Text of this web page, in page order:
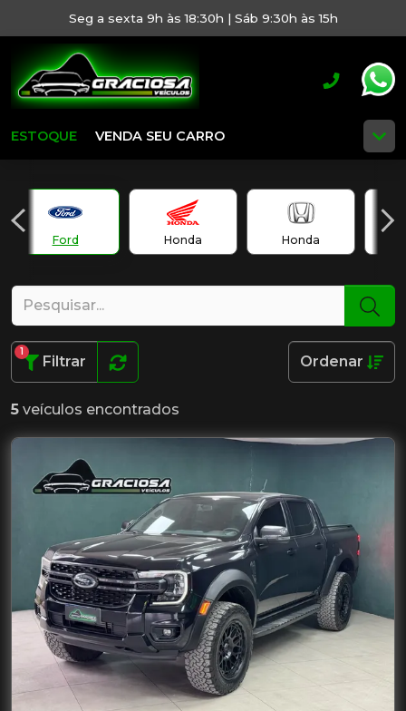
Seg a sexta 9h às 18:30h | Sáb 9:30h às 15h
ESTOQUE VENDA SEU CARRO
Ford Honda Honda
Filtrar
1
Ordenar
5 veículos encontrados